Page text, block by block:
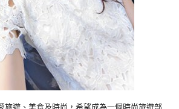
旅遊、美食及時尚，希望成為一個時尚旅遊部